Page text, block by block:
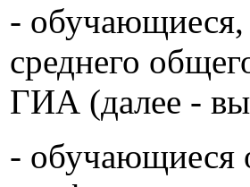
-
среднего
ГИА (далее -
- обучающиеся